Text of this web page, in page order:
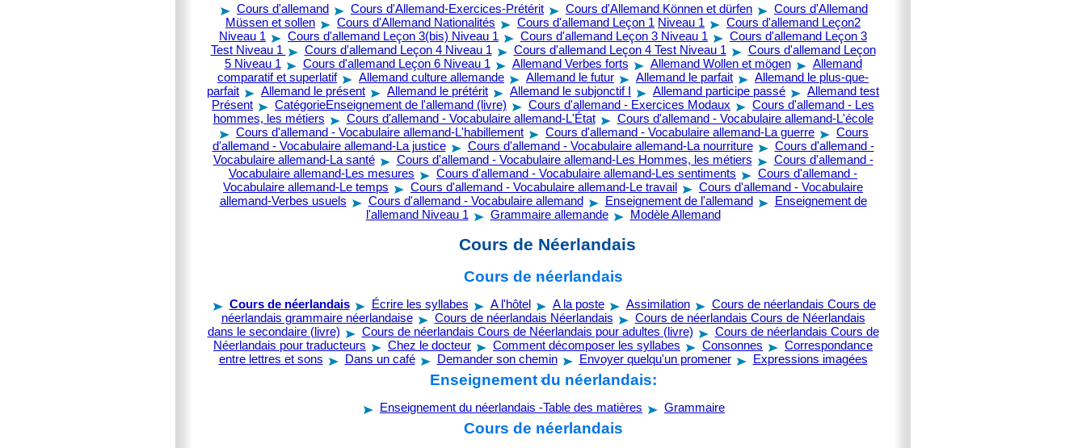
Cours d'allemand Cours d'Allemand-Exercices-Prétérit Cours d'Allemand Können et dürfen
Cours d'Allemand
Müssen et sollen
Cours d'Allemand Nationalités Cours d'allemand Leçon 1 Niveau 1
Cours d'allemand Leçon2
Niveau 1
Cours d'allemand Leçon 3(bis) Niveau 1 Cours d'allemand Leçon 3 Niveau 1
Cours d'allemand Leçon 3
TestNiveau 1 Cours d'allemand Leçon 4Niveau 1 Cours d'allemand Leçon 4 TestNiveau 1
Cours d'allemand Leçon
5Niveau 1 Cours d'allemand Leçon 6Niveau 1 Allemand Verbes forts Allemand Wollen et mögen
Allemand
comparatif et superlatif
Allemand culture allemande Allemand le futur Allemand le parfait
Allemand le plus-que-
parfait
Allemand le présent Allemand le prétérit Allemand le subjonctif I Allemand participe passé
Allemand test
Présent
CatégorieEnseignement de l'allemand (livre) Cours d'allemand - Exercices Modaux
Cours d'allemand - Les
hommes, les métiers
Cours d'allemand - Vocabulaire allemand-L'État
Cours d'allemand - Vocabulaire allemand-L'école
Cours d'allemand - Vocabulaire allemand-L'habillement
Cours d'allemand - Vocabulaire allemand-La guerre
Cours
d'allemand - Vocabulaire allemand-La justice
Cours d'allemand - Vocabulaire allemand-La nourriture
Cours d'allemand -
Vocabulaire allemand-La santé
Cours d'allemand - Vocabulaire allemand-Les Hommes, les métiers
Cours d'allemand -
Vocabulaire allemand-Les mesures
Cours d'allemand - Vocabulaire allemand-Les sentiments
Cours d'allemand -
Vocabulaire allemand-Le temps
Cours d'allemand - Vocabulaire allemand-Le travail
Cours d'allemand - Vocabulaire
allemand-Verbes usuels
Cours d'allemand - Vocabulaire allemand Enseignement de l'allemand
Enseignement de
l'allemand Niveau 1
Grammaire allemande Modèle Allemand
Cours de Néerlandais
Cours de néerlandais
Cours de néerlandais Écrire les syllabes A l'hôtel A la poste Assimilation
Cours de néerlandais Cours de
néerlandais grammaire néerlandaise
Cours de néerlandais Néerlandais
Cours de néerlandais Cours de Néerlandais
dans le secondaire (livre)
Cours de néerlandais Cours de Néerlandais pour adultes (livre)
Cours de néerlandais Cours de
Néerlandais pour traducteurs
Chez le docteur Comment décomposer les syllabes Consonnes
Correspondance
entre lettres et sons
Dans un café Demander son chemin Envoyer quelqu'un promener Expressions imagées
Enseignement du néerlandais:
Enseignement du néerlandais -Table des matières Grammaire
Cours de néerlandais